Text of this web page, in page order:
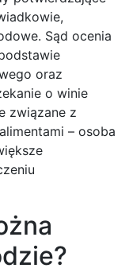
Sąd ocenia
oraz
o winie
związane z
– osoba